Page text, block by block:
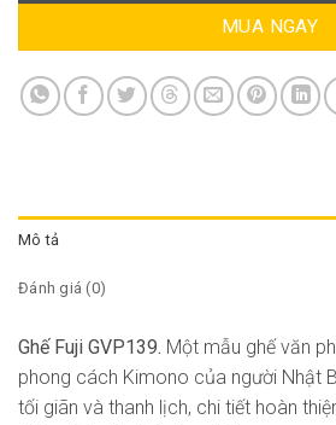
MUA NGAY
Mô tả
Đánh giá (0)
Ghế Fuji GVP139. Một mẫu ghế văn
phong cách Kimono của người Nhật
tối giãn và thanh lịch, chi tiết hoàn